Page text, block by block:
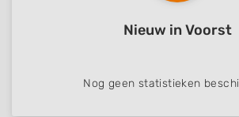
Nieuw in Voorst
Nog geen statistieken